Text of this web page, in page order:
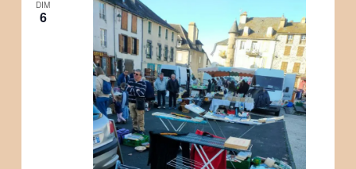
DIM
6